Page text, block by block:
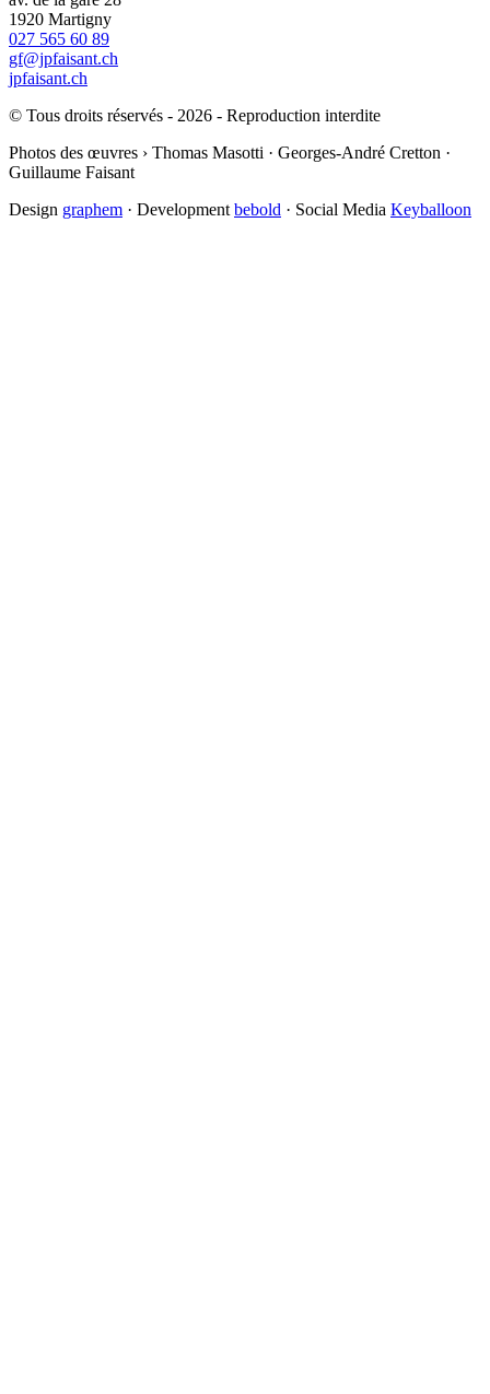
1920 Martigny
027 565 60 89
gf@jpfaisant.ch
jpfaisant.ch
© Tous droits réservés - 2026 - Reproduction interdite
Photos des œuvres › Thomas Masotti · Georges-André Cretton ·
Guillaume Faisant
Design graphem · Developmentbebold · Social Media Keyballoon